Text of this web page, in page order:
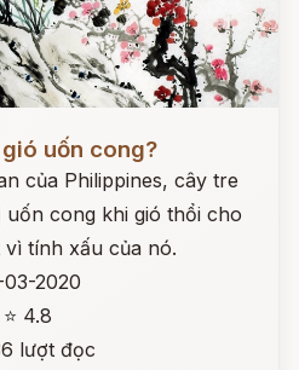
uốn cong?
của Philippines, cây tre
cong khi gió thổi cho
tính xấu của nó.
2020
⭐ 4.8
lượt đọc